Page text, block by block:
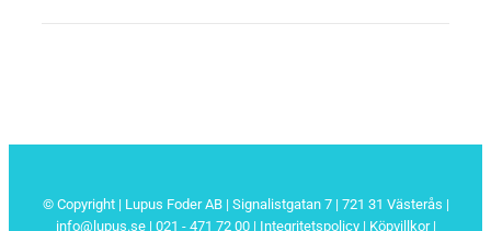
© Copyright | Lupus Foder AB | Signalistgatan 7 | 721 31 Västerås |
info@lupus.se| 021 - 471 72 00 | Integritetspolicy| Köpvillkor|